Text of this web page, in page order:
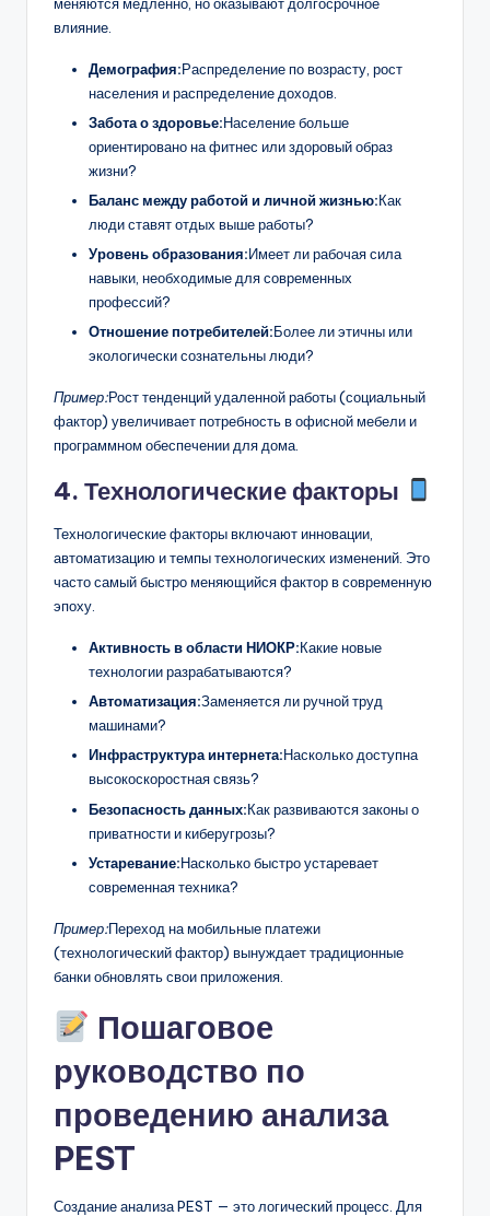
влияние.
Демография:Распределение по возрасту, рост
населения и распределение доходов.
Забота о здоровье:Население больше
ориентировано на фитнес или здоровый образ
жизни?
Баланс между работой и личной жизнью:Как
люди ставят отдых выше работы?
Уровень образования:Имеет ли рабочая сила
навыки, необходимые для современных
профессий?
Отношение потребителей:Более ли этичны или
экологически сознательны люди?
Пример:Рост тенденций удаленной работы (социальный
фактор) увеличивает потребность в офисной мебели и
программном обеспечении для дома.
4. Технологические факторы
Технологические факторы включают инновации,
автоматизацию и темпы технологических изменений. Это
часто самый быстро меняющийся фактор в современную
эпоху.
Активность в области НИОКР:Какие новые
технологии разрабатываются?
Автоматизация:Заменяется ли ручной труд
машинами?
Инфраструктура интернета:Насколько доступна
высокоскоростная связь?
Безопасность данных:Как развиваются законы о
приватности и киберугрозы?
Устаревание:Насколько быстро устаревает
современная техника?
Пример:Переход на мобильные платежи
(технологический фактор) вынуждает традиционные
банки обновлять свои приложения.
Пошаговое
руководство по
проведению анализа
PEST
Создание анализа PEST — это логический процесс. Для